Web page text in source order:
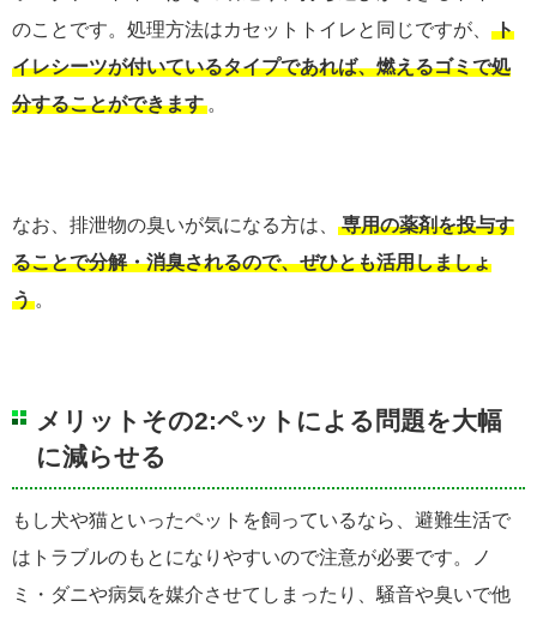
のことです。処理方法はカセットトイレと同じですが、
ト
イレシーツが付いているタイプであれば、燃えるゴミで処
分することができます 。
なお、排泄物の臭いが気になる方は、
専用の薬剤を投与す
ることで分解・消臭されるので、ぜひとも活用しましょ
う 。
メリットその2:ペットによる問題を大幅
に減らせる
もし犬や猫といったペットを飼っているなら、避難生活で
はトラブルのもとになりやすいので注意が必要です。ノ
ミ・ダニや病気を媒介させてしまったり、騒音や臭いで他